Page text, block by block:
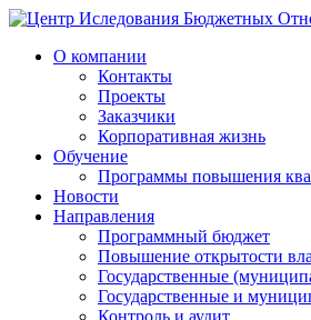
О компании
Контакты
Проекты
Заказчики
Корпоративная жизнь
Обучение
Программы повышения
Новости
Направления
Программный бюджет
Повышение открытости
Государственные
Государственные и
Контроль и аудит